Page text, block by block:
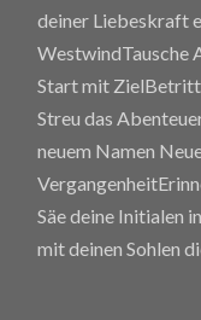
deiner Liebeskraft
WestwindTausche
Start mit ZielBetritt
Streu das
neuem Namen
Säe deine Initialen
mit deinen Sohlen